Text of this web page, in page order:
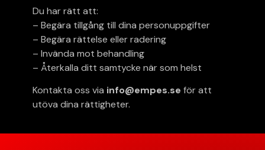
Du har rätt att:
– Begära tillgång till dina personuppgifter
– Begära rättelse eller radering
– Invända mot behandling
– Återkalla ditt samtycke när som helst
Kontakta oss via info@empes.se för att
utöva dina rättigheter.